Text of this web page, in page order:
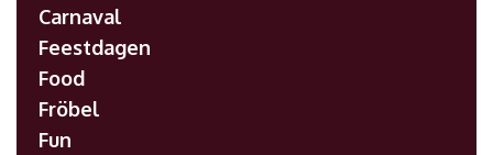
Carnaval
Feestdagen
Food
Fröbel
Fun